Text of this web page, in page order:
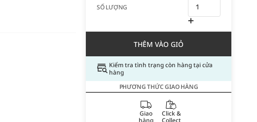
SỐ LƯỢNG
THÊM VÀO GIỎ
Kiểm tra tình trạng còn hàng tại cửa
hàng
PHƯƠNG THỨC GIAO HÀNG
Giao
hàng
Click &
Collect